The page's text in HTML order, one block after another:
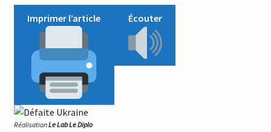
Imprimer l’article Écouter
RéalisationLe Lab Le Diplo